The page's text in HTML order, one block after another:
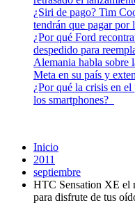
¿Siri de pago? Tim
tendrán que pagar
¿Por qué Ford
despedido para
Alemania habla sobre
Meta en su país y
¿Por qué la crisis en
los smartphones?
Inicio
2011
septiembre
HTC Sensation XE el
para disfrute de tus